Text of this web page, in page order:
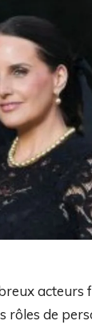
acteurs
rôles de